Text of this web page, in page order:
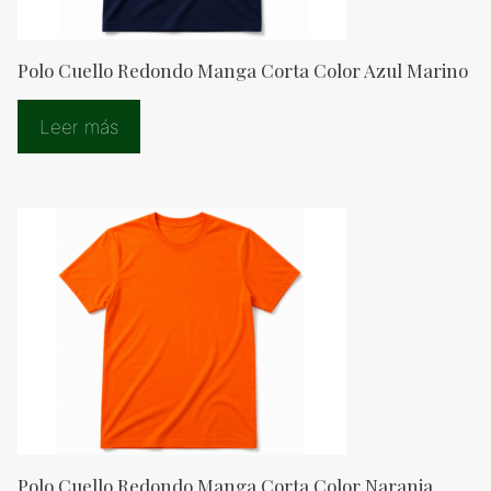
Polo Cuello Redondo Manga Corta Color Azul Marino
Leer más
Polo Cuello Redondo Manga Corta Color Naranja